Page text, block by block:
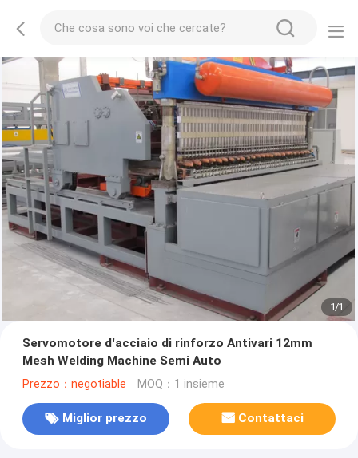
1/1
Servomotore d'acciaio di rinforzo Antivari 12mm
Mesh Welding Machine Semi Auto
Prezzo：negotiable MOQ：1 insieme
Miglior prezzo Contattaci